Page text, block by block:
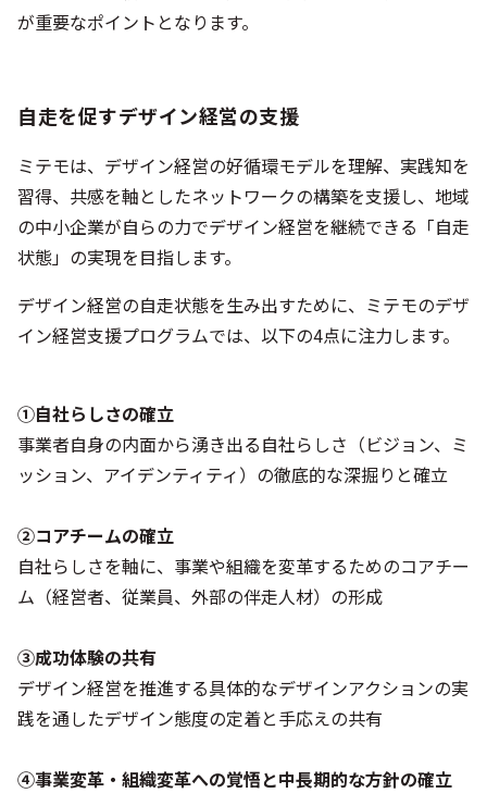
が重要なポイントとなります。
自走を促すデザイン経営の支援
ミテモは、デザイン経営の好循環モデルを理解、実践知を
習得、共感を軸としたネットワークの構築を支援し、地域
の中小企業が自らの力でデザイン経営を継続できる「自走
状態」の実現を目指します。
デザイン経営の自走状態を生み出すために、ミテモのデザ
イン経営支援プログラムでは、以下の4点に注力します。
①自社らしさの確立
事業者自身の内面から湧き出る自社らしさ（ビジョン、ミ
ッション、アイデンティティ）の徹底的な深掘りと確立
②コアチームの確立
自社らしさを軸に、事業や組織を変革するためのコアチー
ム（経営者、従業員、外部の伴走人材）の形成
③成功体験の共有
デザイン経営を推進する具体的なデザインアクションの実
践を通したデザイン態度の定着と手応えの共有
④事業変革・組織変革への覚悟と中長期的な方針の確立